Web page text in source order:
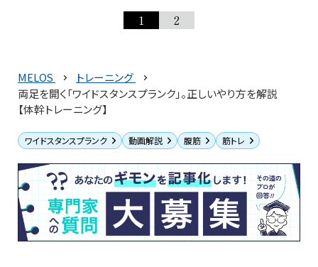
1 2
MELOS
トレーニング
両足を開く「ワイドスタンスプランク」。正しいやり方を解説
【体幹トレーニング】
ワイドスタンスプランク 動画解説 腹筋 筋トレ